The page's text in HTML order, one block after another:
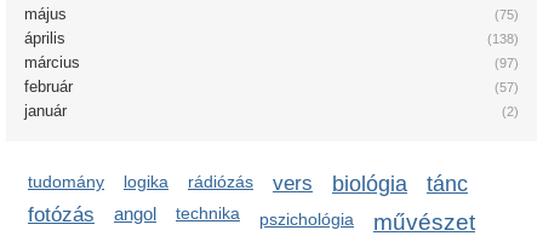
(75)
május
(138)
április
(97)
március
(57)
február
(2)
január
tudomány logika rádiózás vers biológia tánc
fotózás angol technika pszichológia művészet